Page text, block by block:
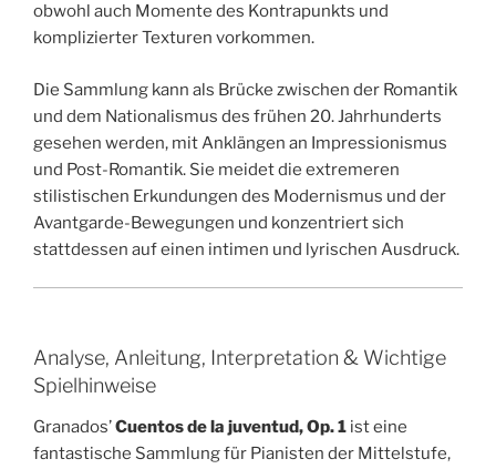
obwohl auch Momente des Kontrapunkts und
komplizierter Texturen vorkommen.
Die Sammlung kann als Brücke zwischen der Romantik
und dem Nationalismus des frühen 20. Jahrhunderts
gesehen werden, mit Anklängen an Impressionismus
und Post-Romantik. Sie meidet die extremeren
stilistischen Erkundungen des Modernismus und der
Avantgarde-Bewegungen und konzentriert sich
stattdessen auf einen intimen und lyrischen Ausdruck.
Analyse, Anleitung, Interpretation & Wichtige
Spielhinweise
Granados’Cuentos de la juventud, Op. 1 ist eine
fantastische Sammlung für Pianisten der Mittelstufe,